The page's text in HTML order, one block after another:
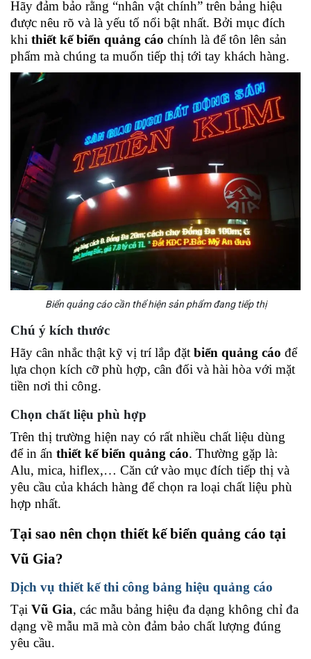
Hãy đảm bảo rằng “nhân vật chính” trên bảng hiệu
được nêu rõ và là yếu tố nổi bật nhất. Bởi mục đích
khi thiết kế biển quảng cáo chính là để tôn lên sản
phẩm mà chúng ta muốn tiếp thị tới tay khách hàng.
Biển quảng cáo cần thể hiện sản phẩm đang tiếp thị
Chú ý kích thước
Hãy cân nhắc thật kỹ vị trí lắp đặt biển quảng cáo để
lựa chọn kích cỡ phù hợp, cân đối và hài hòa với mặt
tiền nơi thi công.
Chọn chất liệu phù hợp
Trên thị trường hiện nay có rất nhiều chất liệu dùng
để in ấn thiết kế biển quảng cáo. Thường gặp là:
Alu, mica, hiflex,… Căn cứ vào mục đích tiếp thị và
yêu cầu của khách hàng để chọn ra loại chất liệu phù
hợp nhất.
Tại sao nên chọn thiết kế biển quảng cáo tại
Vũ Gia?
Dịch vụ thiết kế thi công bảng hiệu quảng cáo
Tại Vũ Gia, các mẫu bảng hiệu đa dạng không chỉ đa
dạng về mẫu mã mà còn đảm bảo chất lượng đúng
yêu cầu.